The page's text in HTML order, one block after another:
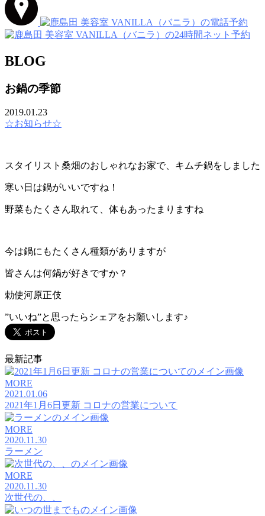
BLOG
お鍋の季節
2019.01.23
☆お知らせ☆
スタイリスト桑畑のおしゃれなお家で、キムチ鍋をしました
寒い日は鍋がいいですね！
野菜もたくさん取れて、体もあったまりますね
今は鍋にもたくさん種類がありますが
皆さんは何鍋が好きですか？
勅使河原正伎
”いいね”と思ったらシェアをお願いします♪
最新記事
MORE
2021.01.06
2021年1月6日更新 コロナの営業について
MORE
2020.11.30
ラーメン
MORE
2020.11.30
次世代の、、